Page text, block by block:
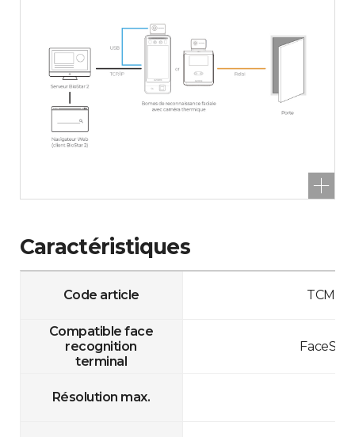
Caractéristiques
Code article TCM10-
Compatible face
recognition
terminal
Résolution max.